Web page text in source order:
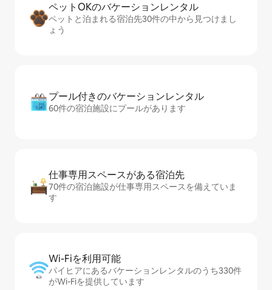
ペットOKのバ⁠ケ⁠ー⁠シ⁠ョ⁠ンレ⁠ン⁠タ⁠ル
ペットと泊まれる宿泊先30件の中から見つけまし
ょう
プール付きのバ⁠ケ⁠ー⁠シ⁠ョ⁠ンレ⁠ン⁠タ⁠ル
60件の宿泊施設にプールがあります
仕事専用ス⁠ペ⁠ー⁠スがあ⁠る宿⁠泊⁠先
70件の宿泊施設が仕事専用スペースを備えていま
す
Wi-Fiを利⁠用⁠可⁠能
パイヒアにあるバケーションレンタルのうち330件
がWi-Fiを提供しています